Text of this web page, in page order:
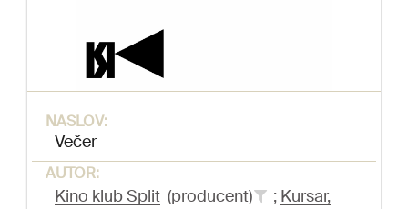
NASLOV:
Večer
AUTOR:
Kino klub Split (producent) ; Kursar,